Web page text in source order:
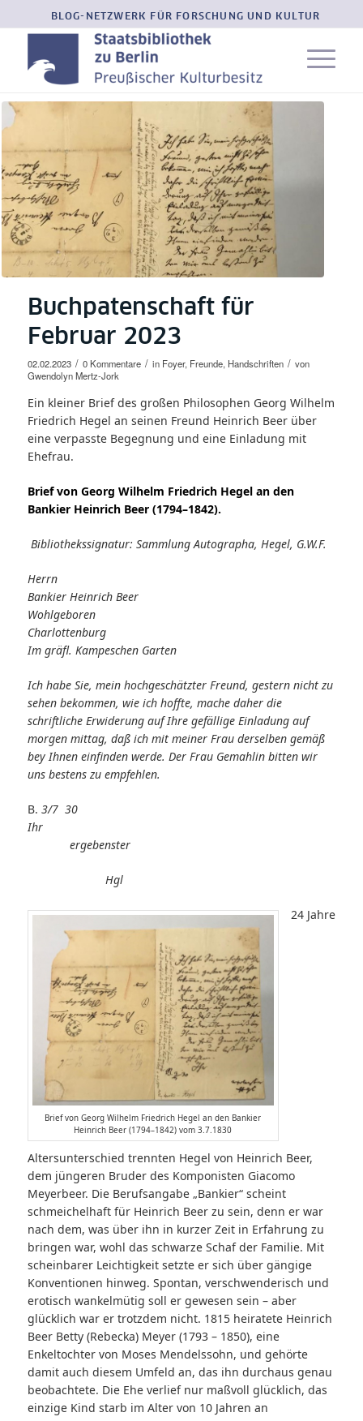
BLOG-NETZWERK FÜR FORSCHUNG UND KULTUR
Buchpatenschaft für
Februar 2023
02.02.2023 / 0 Kommentare / in Foyer, Freunde, Handschriften / von
Gwendolyn Mertz-Jork
Ein kleiner Brief des großen Philosophen Georg Wilhelm
Friedrich Hegel an seinen Freund Heinrich Beer über
eine verpasste Begegnung und eine Einladung mit
Ehefrau.
Brief von Georg Wilhelm Friedrich Hegel an den
Bankier Heinrich Beer (1794–1842).
Bibliothekssignatur: Sammlung Autographa, Hegel, G.W.F.
Herrn
Bankier Heinrich Beer
Wohlgeboren
Charlottenburg
Im gräfl. Kampeschen Garten
Ich habe Sie, mein hochgeschätzter Freund, gestern nicht zu
sehen bekommen, wie ich hoffte, mache daher die
schriftliche Erwiderung auf Ihre gefällige Einladung auf
morgen mittag, daß ich mit meiner Frau derselben gemäß
bey Ihnen einfinden werde. Der Frau Gemahlin bitten wir
uns bestens zu empfehlen.
B. 3/7 30
Ihr
ergebenster
Hgl
Brief von Georg Wilhelm Friedrich Hegel an den Bankier
Heinrich Beer (1794–1842) vom 3.7.1830
24 Jahre
Altersunterschied trennten Hegel von Heinrich Beer,
dem jüngeren Bruder des Komponisten Giacomo
Meyerbeer. Die Berufsangabe „Bankier“ scheint
schmeichelhaft für Heinrich Beer zu sein, denn er war
nach dem, was über ihn in kurzer Zeit in Erfahrung zu
bringen war, wohl das schwarze Schaf der Familie. Mit
scheinbarer Leichtigkeit setzte er sich über gängige
Konventionen hinweg. Spontan, verschwenderisch und
erotisch wankelmütig soll er gewesen sein – aber
glücklich war er trotzdem nicht. 1815 heiratete Heinrich
Beer Betty (Rebecka) Meyer (1793 – 1850), eine
Enkeltochter von Moses Mendelssohn, und gehörte
damit auch diesem Umfeld an, das ihn durchaus genau
beobachtete. Die Ehe verlief nur maßvoll glücklich, das
einzige Kind starb im Alter von 10 Jahren an